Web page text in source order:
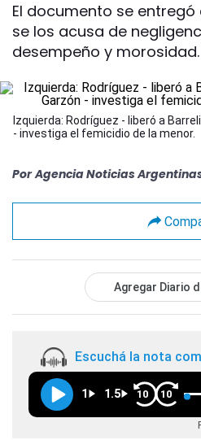
El documento se entregó
se los acusa de
desempeño y morosidad.
Izquierda: Rodríguez - liberó a
- investiga el femicidio de la menor.
Por Agencia Noticias
Agregar Diario
Escuchá la nota
1 1.5 10 10